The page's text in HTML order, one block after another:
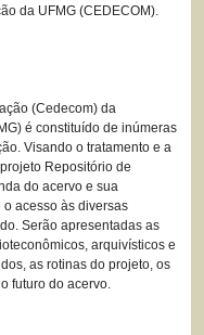
da UFMG (CEDECOM).
(Cedecom) da
é constituído de inúmeras
Visando o tratamento e a
Repositório de
do acervo e sua
acesso às diversas
Serão apresentadas as
arquivísticos e
as rotinas do projeto, os
futuro do acervo.